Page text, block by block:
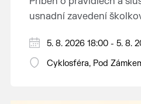
usnadní zavedení
Hraje se jen za
Vstupné dobrovolné.
5. 8. 2026 18:00 - 5. 8.
Cyklosféra, Pod